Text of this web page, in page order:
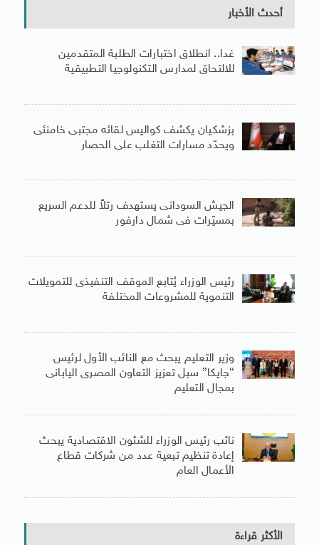
أحدث الأخبار
غدا.. انطلاق اختبارات الطلبة المتقدمين
للالتحاق لمدارس التكنولوجيا التطبيقية
بزشكيان يكشف كواليس لقائه مجتبى خامنئى
ويحدّد مسارات التغلب على الحصار
الجيش السودانى يستهدف رتلاً للدعم السريع
بمسيّرات فى شمال دارفور
رئيس الوزراء يُتابع الموقف التنفيذى للتمويلات
التنموية للمشروعات المختلفة
وزير التعليم يبحث مع النائب الأول لرئيس
“جايكا” سبل تعزيز التعاون المصرى اليابانى
بمجال التعليم
نائب رئيس الوزراء للشئون الاقتصادية يبحث
إعادة تنظيم تبعية عدد من شركات قطاع
الأعمال العام
الأكثر قراءة